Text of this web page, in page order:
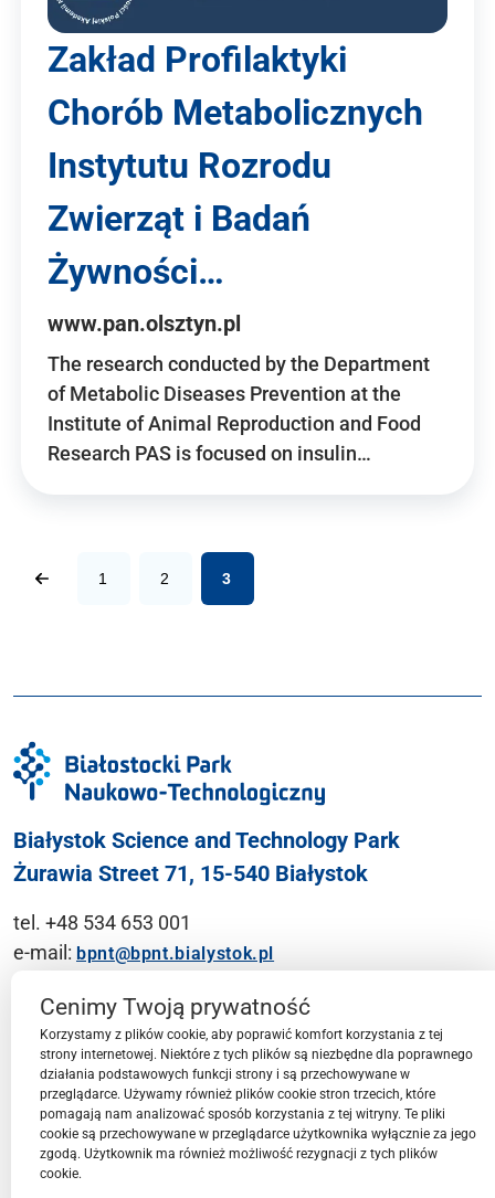
Zakład Profilaktyki
Chorób Metabolicznych
Instytutu Rozrodu
Zwierząt i Badań
Żywności…
www.pan.olsztyn.pl
The research conducted by the Department
of Metabolic Diseases Prevention at the
Institute of Animal Reproduction and Food
Research PAS is focused on insulin…
1 2 3
Białystok Science and Technology Park
Żurawia Street 71, 15-540 Białystok
tel. +48 534 653 001
e-mail: bpnt@bpnt.bialystok.pl
Contact
BPN-T Area
BPN-T Offer
Cenimy Twoją prywatność
Korzystamy z plików cookie, aby poprawić komfort korzystania z tej
strony internetowej. Niektóre z tych plików są niezbędne dla poprawnego
działania podstawowych funkcji strony i są przechowywane w
przeglądarce. Używamy również plików cookie stron trzecich, które
pomagają nam analizować sposób korzystania z tej witryny. Te pliki
cookie są przechowywane w przeglądarce użytkownika wyłącznie za jego
zgodą. Użytkownik ma również możliwość rezygnacji z tych plików
cookie.